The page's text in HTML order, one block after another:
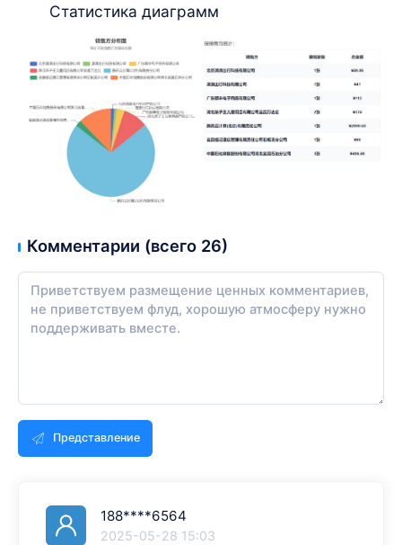
Статистика диаграмм
Комментарии (всего 26)
Представление
188****6564
2025-05-28 15:03